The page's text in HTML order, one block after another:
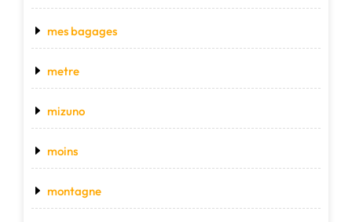
mes bagages
metre
mizuno
moins
montagne